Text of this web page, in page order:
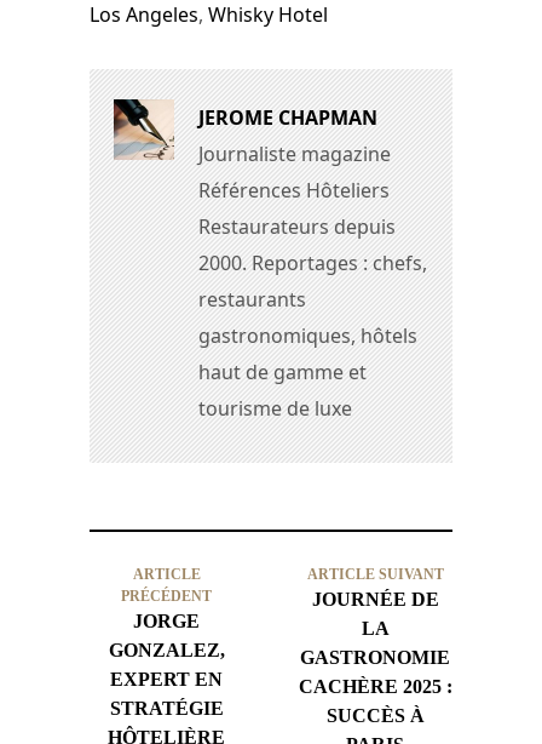
Los Angeles, Whisky Hotel
JEROME CHAPMAN
Journaliste magazine
Références Hôteliers
Restaurateurs depuis
2000. Reportages : chefs,
restaurants
gastronomiques, hôtels
haut de gamme et
tourisme de luxe
ARTICLE
PRÉCÉDENT
JORGE
GONZALEZ,
EXPERT EN
STRATÉGIE
HÔTELIÈRE
ARTICLE SUIVANT
JOURNÉE DE
LA
GASTRONOMIE
CACHÈRE 2025 :
SUCCÈS À